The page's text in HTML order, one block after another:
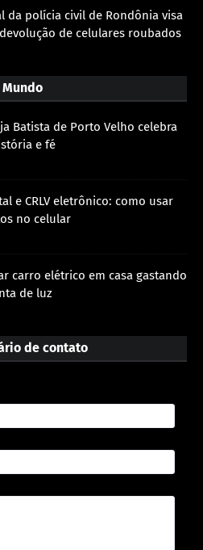
da polícia civil de Rondônia visa
de celulares roubados
Mundo
Batista de Porto Velho celebra
e fé
e CRLV eletrônico: como usar
no celular
carro elétrico em casa gastando
de luz
de contato